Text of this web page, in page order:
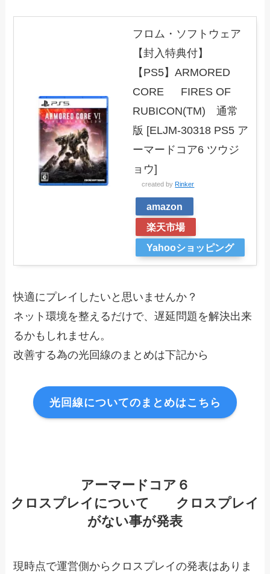
フロム・ソフトウェア
【封入特典付】
【PS5】ARMORED
CORE FIRES OF
RUBICON(TM) 通常
版 [ELJM-30318 PS5 ア
ーマードコア6 ツウジ
ョウ]
created by Rinker
amazon
楽天市場
Yahooショッピング
快適にプレイしたいと思いませんか？
ネット環境を整えるだけで、遅延問題を解決出来
るかもしれません。
改善する為の光回線のまとめは下記から
光回線についてのまとめはこちら
アーマードコア６
クロスプレイについて クロスプレイ
がない事が発表
現時点で運営側からクロスプレイの発表はありま